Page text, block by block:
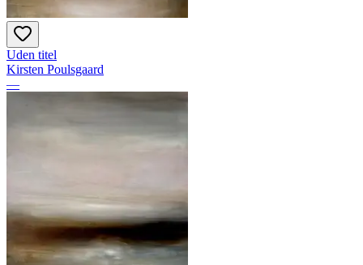
Uden titel
Kirsten Poulsgaard
—